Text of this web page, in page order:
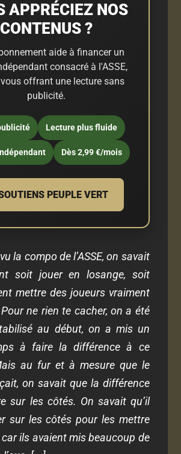
APPRÉCIEZ NOS
CONTENUS ?
aide à financer un
consacré à l'ASSE,
offrant une lecture sans
publicité.
Lecture plus fluide
Dès 2,99 €/mois
PEUPLE VERT
la compo de l’ASSE, on savait
soit jouer en losange, soit
mettre des joueurs vraiment
ne rien te cacher, on a été
au début, on a mis un
à faire la différence à ce
au fur et à mesure que le
on savait que la différence
sur les côtés. On savait qu’il
sur les côtés pour les mettre
ils avaient mis beaucoup de